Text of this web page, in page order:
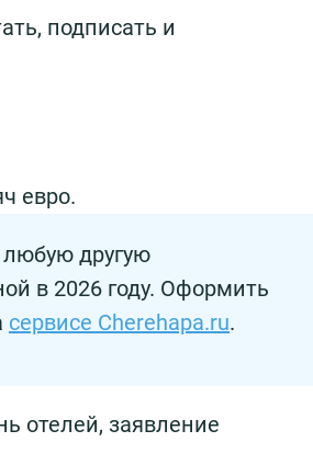
подписать и
евро.
любую другую
в 2026 году. Оформить
сервисе Cherehapa.ru.
отелей, заявление